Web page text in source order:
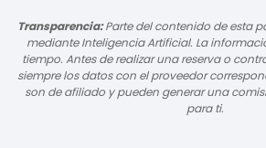
Transparencia:Parte del contenido de esta
mediante Inteligencia Artificial. La
tiempo. Antes de realizar una reserva o
siempre los datos con el proveedor
son de afiliado y pueden generar una
para ti.